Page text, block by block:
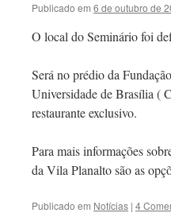
Publicado em 6 de outubro de
O local do Seminário foi
Será no prédio da
Universidade de Brasília (
restaurante exclusivo.
Para mais informações
da Vila Planalto são as
Publicado em Notícias | 4